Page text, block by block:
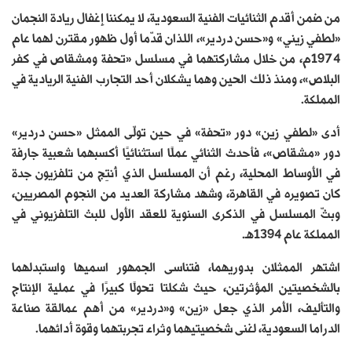
من ضمن أقدم الثنائيات الفنية السعودية، لا يمكننا إغفال ريادة النجمان
«لطفي زيني» و«حسن دردير»، اللذان قدّما أول ظهور مقترن لهما عام
1974م، من خلال مشاركتهما في مسلسل «تحفة ومشقاص في كفر
البلاص»، ومنذ ذلك الحين وهما يشكلان أحد التجارب الفنية الريادية في
المملكة.
أدى «لطفي زين» دور «تحفة» في حين تولّى الممثل «حسن دردير»
دور «مشقاص»، فأحدث الثنائي عملًا استثنائيًا أكسبهما شعبية جارفة
في الأوساط المحلية، رغم أن المسلسل الذي أُنتِج من تلفزيون جدة
كان تصويره في القاهرة، وشهد مشاركة العديد من النجوم المصريين،
وبثّ المسلسل في الذكرى السنوية للعقد الأول للبث التلفزيوني في
المملكة عام 1394هـ.
اشتهر الممثلان بدوريهما، فتناسى الجمهور اسميها واستبدلهما
بالشخصيتين المؤثرتين، حيث شكلتا تحولًا كبيرًا في عملية الإنتاج
والتأليف، الأمر الذي جعل «زين» و«دردير» من أهم عمالقة صناعة
الدراما السعودية، لغنى شخصيتيهما وثراء تجربتهما وقوة أدائهما.